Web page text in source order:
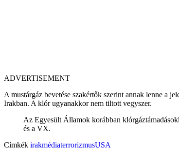
ADVERTISEMENT
A mustárgáz bevetése szakértők szerint annak lenne a
Irakban. A klór ugyanakkor nem tiltott vegyszer.
Az Egyesült Államok korábban
és a VX.
Címkék irakmédiaterrorizmusUSA